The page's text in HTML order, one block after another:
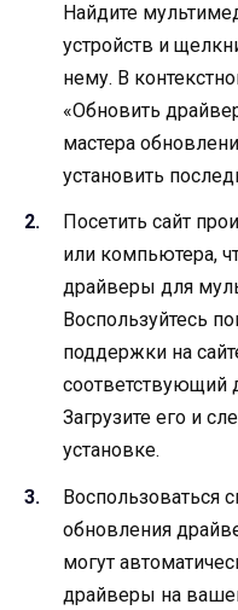
Найдите
устройств и
нему. В
«Обновить
мастера
установить
Посетить сайт
или компьютера,
драйверы для
Воспользуйтесь
поддержки на
соответствующий
Загрузите его и
установке.
Воспользоваться
обновления
могут
драйверы на